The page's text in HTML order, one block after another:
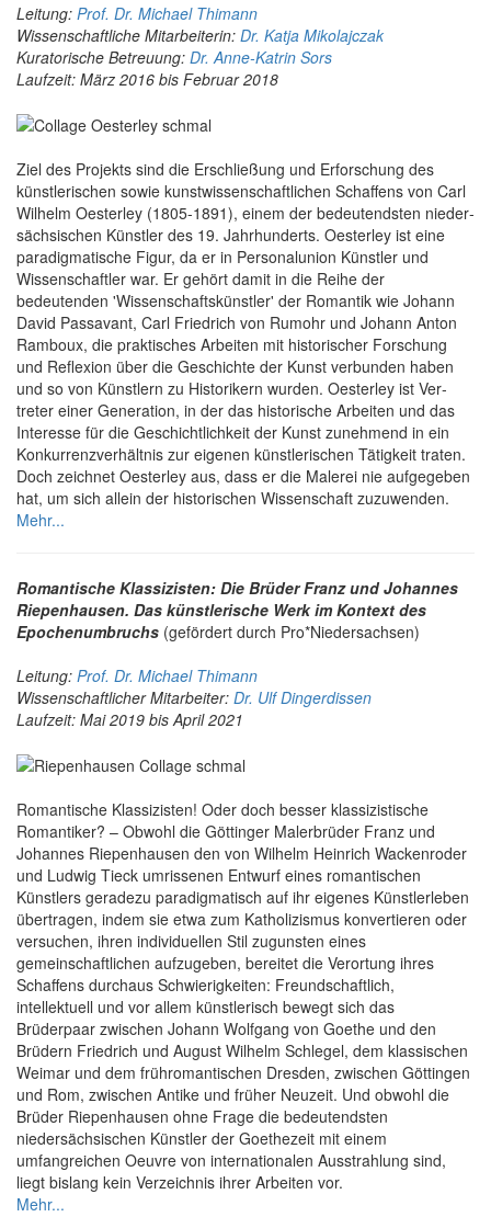
Leitung: Prof. Dr. Michael Thimann
Wissenschaftliche Mitarbeiterin: Dr. Katja Mikolajczak
Kuratorische Betreuung: Dr. Anne-Katrin Sors
Laufzeit: März 2016 bis Februar 2018
Ziel des Projekts sind die Er­schließung und Er­forschung des
künstlerischen sowie kunst­wissen­schaft­lichen Schaffens von Carl
Wilhelm Oesterley (1805-1891), einem der bedeutendsten nieder­
sächsischen Künstler des 19. Jahr­hunderts. Oesterley ist eine
paradig­matische Figur, da er in Personal­union Künstler und
Wissen­schaftler war. Er gehört damit in die Reihe der
bedeutenden 'Wissenschafts­künstler' der Romantik wie Johann
David Passa­vant, Carl Friedrich von Rumohr und Johann Anton
Ram­boux, die praktisches Arbeiten mit historischer For­schung
und Reflexion über die Geschichte der Kunst ver­bunden haben
und so von Künstlern zu Historikern wurden. Oesterley ist Ver­
treter einer Generation, in der das historische Arbeiten und das
Interesse für die Geschichtlich­keit der Kunst zu­nehmend in ein
Konkurrenz­ver­hältnis zur eigenen künstlerischen Tätig­keit traten.
Doch zeichnet Oesterley aus, dass er die Malerei nie auf­ge­geben
hat, um sich allein der historischen Wissen­schaft zu­zu­wenden.
Mehr...
Romantische Klassizisten: Die Brüder Franz und Johannes
Riepenhausen. Das künstlerische Werk im Kontext des
Epochenumbruchs (gefördert durch Pro*Niedersachsen)
Leitung: Prof. Dr. Michael Thimann
Wissenschaftlicher Mitarbeiter: Dr. Ulf Dingerdissen
Laufzeit: Mai 2019 bis April 2021
Romantische Klassizisten! Oder doch besser klassizistische
Romantiker? – Obwohl die Göttinger Malerbrüder Franz und
Johannes Riepenhausen den von Wilhelm Heinrich Wackenroder
und Ludwig Tieck umrissenen Entwurf eines romantischen
Künstlers geradezu paradigmatisch auf ihr eigenes Künstlerleben
übertragen, indem sie etwa zum Katholizismus konvertieren oder
versuchen, ihren individuellen Stil zugunsten eines
gemeinschaftlichen aufzugeben, bereitet die Verortung ihres
Schaffens durchaus Schwierigkeiten: Freundschaftlich,
intellektuell und vor allem künstlerisch bewegt sich das
Brüderpaar zwischen Johann Wolfgang von Goethe und den
Brüdern Friedrich und August Wilhelm Schlegel, dem klassischen
Weimar und dem frühromantischen Dresden, zwischen Göttingen
und Rom, zwischen Antike und früher Neuzeit. Und obwohl die
Brüder Riepenhausen ohne Frage die bedeutendsten
niedersächsischen Künstler der Goethezeit mit einem
umfangreichen Oeuvre von internationalen Ausstrahlung sind,
liegt bislang kein Verzeichnis ihrer Arbeiten vor.
Mehr...